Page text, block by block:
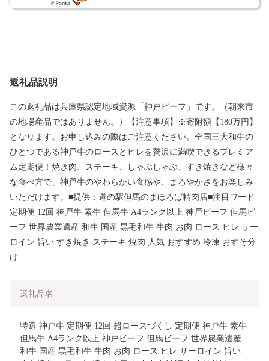
返礼品説明
この返礼品は兵庫県認定地域資源「神戸ビーフ」です。（朝来市
の地場産品ではありません。）【注意事項】※寄附額【180万円】
となります。お申し込みの際はご注意ください。全国三大和牛の
ひとつである神戸牛のロースとヒレを贅沢に満喫できるプレミア
ム定期便！焼き肉、ステーキ、しゃぶしゃぶ、すき焼きなど様々
な食べ方で、神戸牛のやわらかい食感や、まろやかさをお楽しみ
いただけます。■提供：道の駅但馬のまほろば精肉店■注目ワード
定期便 12回 神戸牛 素牛 但馬牛 A4ランク以上 神戸ビーフ 但馬ビ
ーフ 世界農業遺産 和牛 国産 黒毛和牛 牛肉 お肉 ロース ヒレ サー
ロイン 旨い すき焼き ステーキ 焼肉 人気 おすすめ 冷凍 おすそ分
け
返礼品名
特選 神戸牛 定期便 12回 超ロースづくし 定期便 神戸牛 素牛
但馬牛 A4ランク以上 神戸ビーフ 但馬ビーフ 世界農業遺産
和牛 国産 黒毛和牛 牛肉 お肉 ロース ヒレ サーロイン 旨い